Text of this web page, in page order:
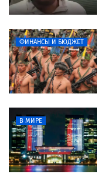
ФИНАНСЫ И БЮДЖЕТ
В МИРЕ